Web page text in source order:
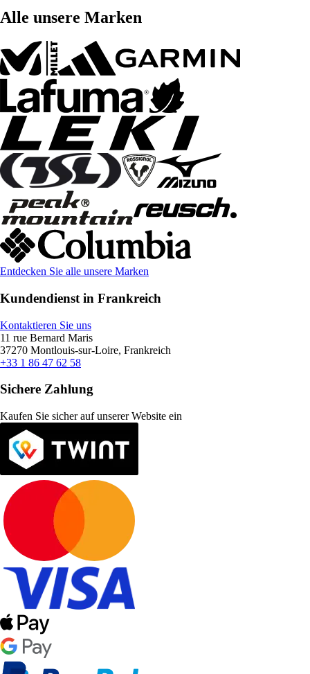
Alle unsere Marken
Entdecken Sie alle unsere Marken
Kundendienst in Frankreich
Kontaktieren Sie uns
11 rue Bernard Maris
37270 Montlouis-sur-Loire, Frankreich
+33 1 86 47 62 58
Sichere Zahlung
Kaufen Sie sicher auf unserer Website ein